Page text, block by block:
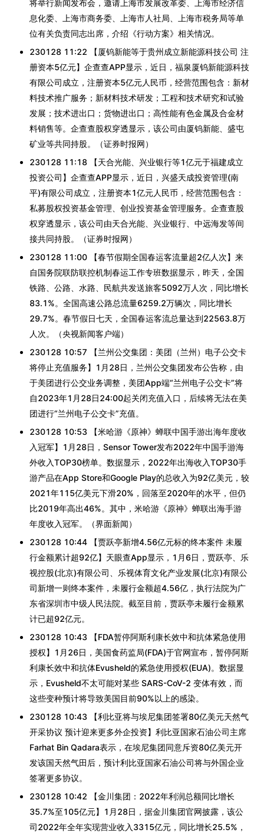
将举行新闻发布会，邀请上海市发展改革委、上海市经济信
息化委、上海市商务委、上海市人社局、上海市税务局等单
位有关负责同志出席，介绍《行动方案》相关情况。
230128 11:22 【厦钨新能等于贵州成立新能源科技公司 注
册资本5亿元】企查查APP显示，近日，福泉厦钨新能源科技
有限公司成立，注册资本5亿元人民币，经营范围包含：新材
料技术推广服务；新材料技术研发；工程和技术研究和试验
发展；技术进出口；货物进出口；高性能有色金属及合金材
料销售等。企查查股权穿透显示，该公司由厦钨新能、盛屯
矿业等共同持股。（证券时报网）
230128 11:18 【天合光能、兴业银行等1亿元于福建成立
投资公司】企查查APP显示，近日，兴盛天成投资管理(南
平)有限公司成立，注册资本1亿元人民币，经营范围包含：
私募股权投资基金管理、创业投资基金管理服务。企查查股
权穿透显示，该公司由天合光能、兴业银行、中远海发等间
接共同持股。（证券时报网）
230128 11:00 【春节假期全国春运客流量超2亿人次】来
自国务院联防联控机制春运工作专班数据显示，昨天，全国
铁路、公路、水路、民航共发送旅客5092万人次，同比增长
83.1%。全国高速公路总流量6259.2万辆次，同比增长
29.7%。春节假日七天，全国春运客流总量达到22563.8万
人次。（央视新闻客户端）
230128 10:57 【兰州公交集团：美团（兰州）电子公交卡
将停止充值服务】1月28日，兰州公交集团发布公告称，由
于美团进行公交业务调整，美团App端“兰州电子公交卡”将
自2023年1月28日24:00起关闭充值入口，后续将无法在美
团进行“兰州电子公交卡”充值。
230128 10:53 【米哈游《原神》蝉联中国手游出海年度收
入冠军】1月28日，Sensor Tower发布2022年中国手游海
外收入TOP30榜单。数据显示，2022年出海收入TOP30手
游产品在App Store和Google Play的总收入为92亿美元，较
2021年115亿美元下滑20%，回落至2020年的水平，但仍
比2019年高出46%。其中，米哈游《原神》蝉联出海手游
年度收入冠军。（界面新闻）
230128 10:44 【贾跃亭新增4.56亿元标的终本案件 未履
行金额累计超92亿】天眼查App显示，1月6日，贾跃亭、乐
视控股(北京)有限公司、乐视体育文化产业发展(北京)有限公
司新增一则终本案件，未履行金额超4.56亿，执行法院为广
东省深圳市中级人民法院。截至目前，贾跃亭未履行金额累
计已超92亿元。
230128 10:43 【FDA暂停阿斯利康长效中和抗体紧急使用
授权】1月26日，美国食药监局(FDA)于官网宣布，暂停阿斯
利康长效中和抗体Evusheld的紧急使用授权(EUA)。数据显
示，Evusheld不太可能对某些 SARS-CoV-2 变体有效，而
这些变种预计将导致美国目前90%以上的感染。
230128 10:43 【利比亚将与埃尼集团签署80亿美元天然气
开采协议 预计迎来更多外企投资】利比亚国家石油公司主席
Farhat Bin Qadara表示，在埃尼集团同意斥资80亿美元开
发该国天然气田后，预计利比亚国家石油公司将与外国企业
签署更多协议。
230128 10:42 【金川集团：2022年利润总额同比增长
35.7%至105亿元】1月28日，据金川集团官网披露，该公
司2022年全年实现营业收入3315亿元，同比增长25.5%，